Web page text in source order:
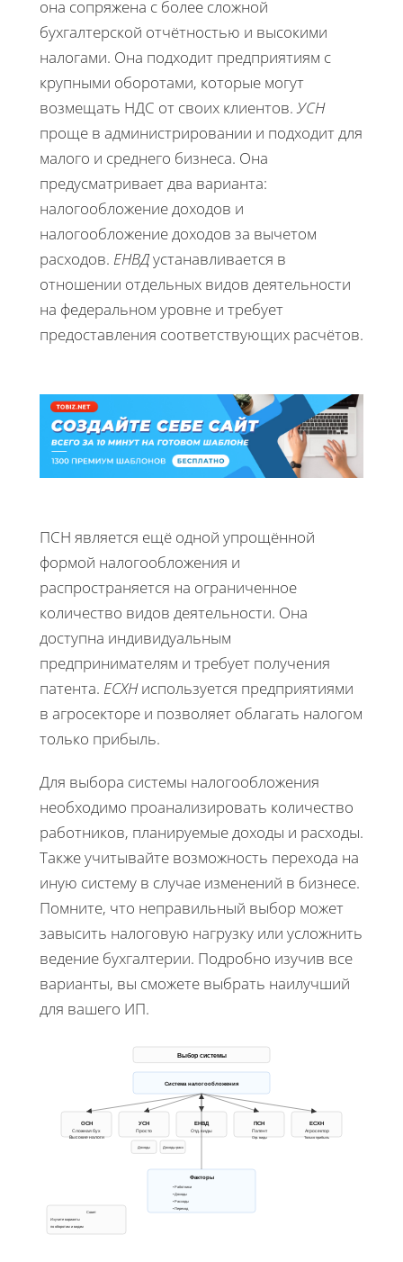
она сопряжена с более сложной
бухгалтерской отчётностью и высокими
налогами. Она подходит предприятиям с
крупными оборотами, которые могут
возмещать НДС от своих клиентов.УСН
проще в администрировании и подходит для
малого и среднего бизнеса. Она
предусматривает два варианта:
налогообложение доходов и
налогообложение доходов за вычетом
расходов. ЕНВДустанавливается в
отношении отдельных видов деятельности
на федеральном уровне и требует
предоставления соответствующих расчётов.
ПСН является ещё одной упрощённой
формой налогообложения и
распространяется на ограниченное
количество видов деятельности. Она
доступна индивидуальным
предпринимателям и требует получения
патента. ЕСХНиспользуется предприятиями
в агросекторе и позволяет облагать налогом
только прибыль.
Для выбора системы налогообложения
необходимо проанализировать количество
работников, планируемые доходы и расходы.
Также учитывайте возможность перехода на
иную систему в случае изменений в бизнесе.
Помните, что неправильный выбор может
завысить налоговую нагрузку или усложнить
ведение бухгалтерии. Подробно изучив все
варианты, вы сможете выбрать наилучший
для вашего ИП.
Выбор системы
Система налогообложения
ОСН
Сложная бух
Высокие налоги
УСН
Просто
Доходы Доходы-расх
ЕНВД
Отд. виды
ПСН
Патент
Огр. виды
ЕСХН
Агросектор
Только прибыль
Факторы
• Работники
• Доходы
• Расходы
• Переход
Совет
Изучите варианты
по оборотам и видам